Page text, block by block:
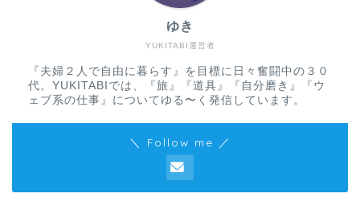
YUKITABI運営者
ゆき
『夫婦２人で自由に暮らす』を目標に日々奮闘中の３０
代。YUKITABIでは、『旅』『道具』『自分磨き』『ウ
ェブ系の仕事』についてゆる〜く発信しています。
＼ Follow me ／